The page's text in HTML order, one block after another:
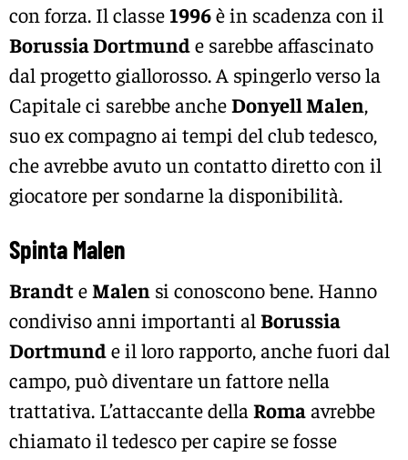
con forza. Il classe 1996è in scadenza con il
Borussia Dortmunde sarebbe affascinato
dal progetto giallorosso. A spingerlo verso la
Capitale ci sarebbe ancheDonyell Malen,
suo ex compagno ai tempi del club tedesco,
che avrebbe avuto un contatto diretto con il
giocatore per sondarne la disponibilità.
Spinta Malen
Brandte Malen si conoscono bene. Hanno
condiviso anni importanti al Borussia
Dortmunde il loro rapporto, anche fuori dal
campo, può diventare un fattore nella
trattativa. L’attaccante della Romaavrebbe
chiamato il tedesco per capire se fosse